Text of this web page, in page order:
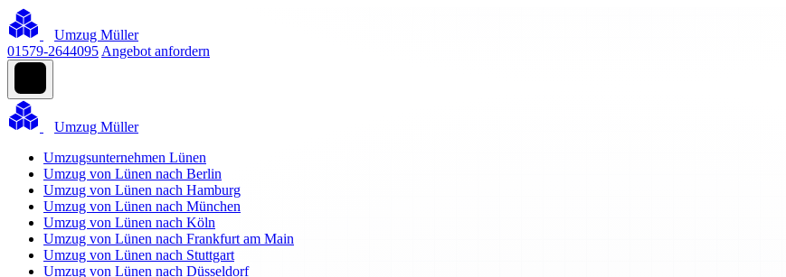
Umzug Müller
01579-2644095 Angebot anfordern
Umzug Müller
Umzugsunternehmen Lünen
Umzug von Lünen nach Berlin
Umzug von Lünen nach Hamburg
Umzug von Lünen nach München
Umzug von Lünen nach Köln
Umzug von Lünen nach Frankfurt am Main
Umzug von Lünen nach Stuttgart
Umzug von Lünen nach Düsseldorf